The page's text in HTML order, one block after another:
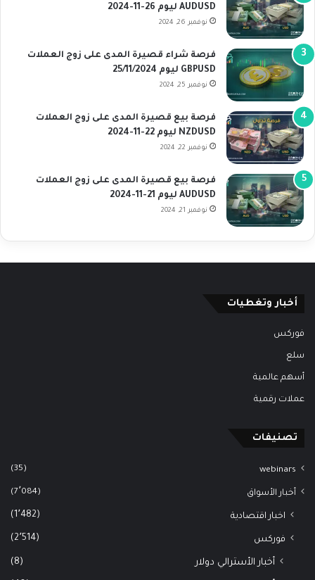
AUDUSD ليوم 26-11-2024
نوفمبر 26, 2024
فرصة شراء قصيرة المدى على زوج العملات
GBPUSD ليوم 25/11/2024
نوفمبر 25, 2024
فرصة بيع قصيرة المدى على زوج العملات
NZDUSD ليوم 22-11-2024
نوفمبر 22, 2024
فرصة بيع قصيرة المدى على زوج العملات
AUDUSD ليوم 21-11-2024
نوفمبر 21, 2024
أخبار وتغطيات
فوركس
سلع
أسهم عالمية
عملات رقمية
تصنيفات
webinars
(35)
أخبار الأسواق (7٬084)
اخبار اقتصادية (1٬482)
فوركس (2٬514)
أخبار الأسترالي دولار (8)